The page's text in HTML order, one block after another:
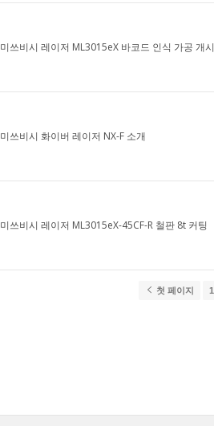
미쓰비시 레이저 ML3015eX 바코드 인식 가공 개시
미쓰비시 화이버 레이저 NX-F 소개
미쓰비시 레이저 ML3015eX-45CF-R 철판 8t 커팅
첫 페이지 1